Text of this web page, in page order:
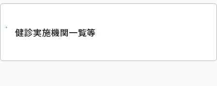
健診実施機関一覧等